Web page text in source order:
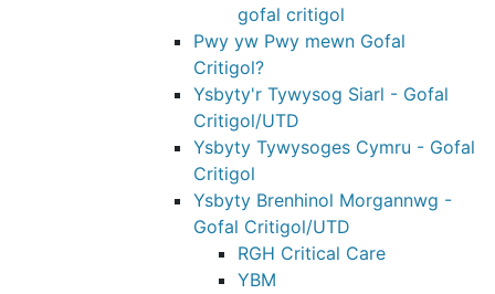
gofal critigol
Pwy yw Pwy mewn Gofal
Critigol?
Ysbyty'r Tywysog Siarl - Gofal
Critigol/UTD
Ysbyty Tywysoges Cymru - Gofal
Critigol
Ysbyty Brenhinol Morgannwg -
Gofal Critigol/UTD
RGH Critical Care
YBM